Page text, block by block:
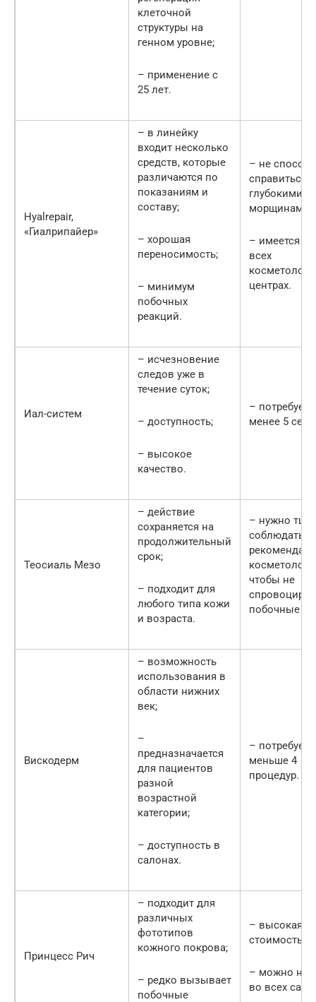
клеточной
структуры на
генном уровне;
– применение с
25 лет.
Hyalrepair,
«Гиалрипайер»
– в линейку
входит несколько
средств, которые
различаются по
показаниям и
составу;
– хорошая
переносимость;
– минимум
побочных
реакций.
– не
справиться с
глубокими
морщинами;
– имеется
всех
центрах.
Иал-систем
– исчезновение
следов уже в
течение суток;
– доступность;
– высокое
качество.
–
менее 5
Теосиаль Мезо
– действие
сохраняется на
продолжительный
срок;
– подходит для
любого типа кожи
и возраста.
– нужно
соблюдать
косметолога,
чтобы не
побочные
Вискодерм
– возможность
использования в
области нижних
век;
–
предназначается
для пациентов
разной
возрастной
категории;
– доступность в
салонах.
–
меньше 4
процедур.
Принцесс Рич
– подходит для
различных
фототипов
кожного покрова;
– редко вызывает
побочные
– высокая
стоимость;
– можно
во всех